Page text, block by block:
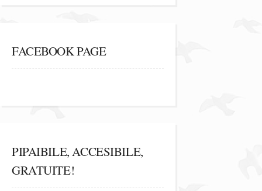
FACEBOOK PAGE
PIPAIBILE, ACCESIBILE,
GRATUITE!